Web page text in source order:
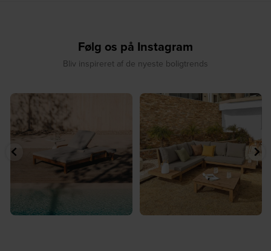
Følg os på Instagram
Bliv inspireret af de nyeste boligtrends
☀️ Sommerens naturlige
samlingspunkt⁠
8 0
☀️ Find dit yndlingssted denne
8 0